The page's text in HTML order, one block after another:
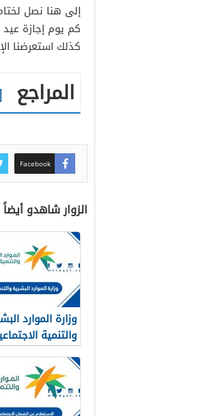
إلى هنا نصل
كذلك استعرضنا
المراجع
Facebook
الزوار شاهدو أيضاً
وزارة الموارد
والتنمية
عن تفعيل نظام
الاجتماعي المطور
1448